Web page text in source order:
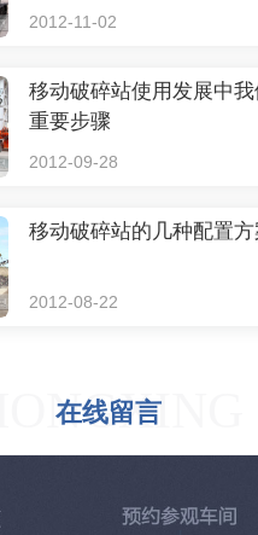
2012-11-02
移动破碎站使用发展中
重要步骤
2012-09-28
移动破碎站的几种配置方
2012-08-22
在线留言
HONGXING